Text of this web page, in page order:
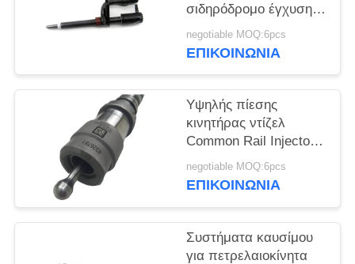
σιδηρόδρομο έγχυση
33406 Για σύστημα
καυσίμου υψηλής
negotiable MOQ:6pcs
ΕΠΙΚΟΙΝΩΝΙΑ
Υψηλής πίεσης
κινητήρας ντίζελ
Common Rail Injector
Top Choice για το
εφαρμοστέο μοντέλο
negotiable MOQ:6pcs
ΕΠΙΚΟΙΝΩΝΙΑ
Συστήματα καυσίμου
για πετρελαιοκίνητα